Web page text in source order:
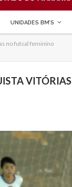
UNIDADES BM’S
no futsal feminino